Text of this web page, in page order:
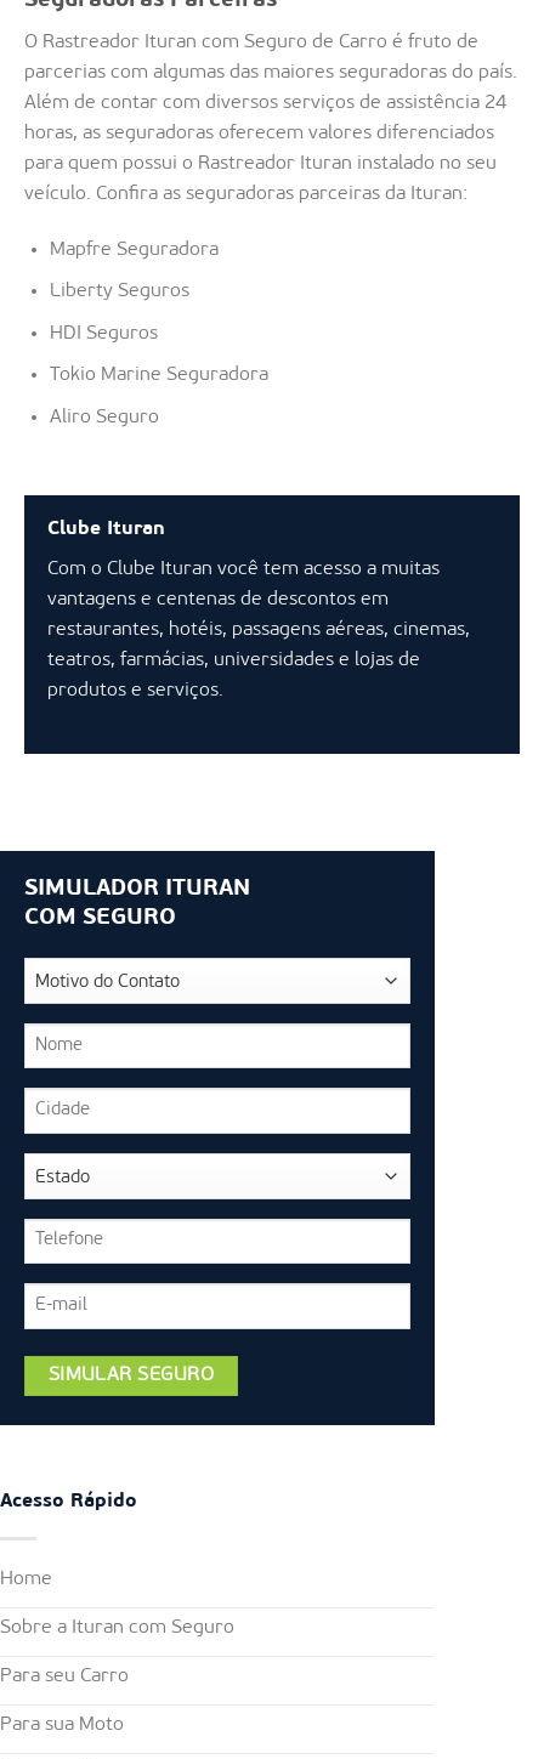
O Rastreador Ituran com Seguro de Carro é fruto de
parcerias com algumas das maiores seguradoras do país.
Além de contar com diversos serviços de assistência 24
horas, as seguradoras oferecem valores diferenciados
para quem possui o Rastreador Ituran instalado no seu
veículo. Confira as seguradoras parceiras da Ituran:
Mapfre Seguradora
Liberty Seguros
HDI Seguros
Tokio Marine Seguradora
Aliro Seguro
Clube Ituran
Com o Clube Ituran você tem acesso a muitas
vantagens e centenas de descontos em
restaurantes, hotéis, passagens aéreas, cinemas,
teatros, farmácias, universidades e lojas de
produtos e serviços.
SIMULADOR ITURAN
COM SEGURO
Acesso Rápido
Home
Sobre a Ituran com Seguro
Para seu Carro
Para sua Moto